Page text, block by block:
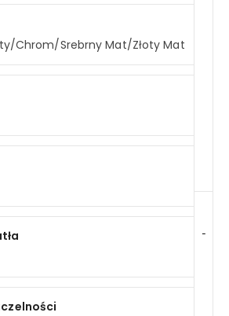
-
Chrom/Srebrny Mat/Złoty Mat